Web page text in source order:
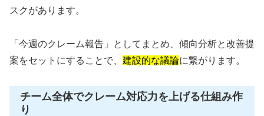
スクがあります。
「今週のクレーム報告」としてまとめ、傾向分析と改善提
案をセットにすることで、 建設的な議論に繋がります。
チーム全体でクレーム対応力を上げる仕組み作
り